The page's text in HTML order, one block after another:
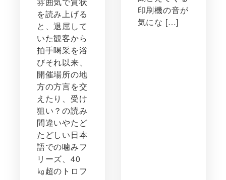
を読み上げる
と、退屈して
いた観客から
拍手喝采を浴
びそれ以来、
開催場所の地
方の方言を交
えたり、受け
狙い？の読み
間違いやたど
たどしい日本
語での噛みフ
リーズ、40
㎏超のトロフ
印刷機の音が
気にな […]